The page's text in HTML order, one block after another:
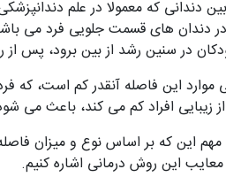
دندانی که معمولا در علم
دندان های قسمت جلویی فرد می
در سنین رشد از بین برود، پس
موارد این فاصله آنقدر کم است، که
از زیبایی افراد کم می کند، باعث می
این که بر اساس نوع و میزان
معایب این روش درمانی اشاره کنیم.